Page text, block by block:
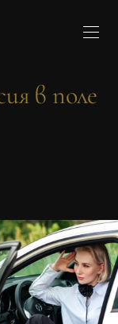
в поле